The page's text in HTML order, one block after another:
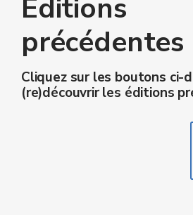
Editions
précédentes
Cliquez sur les boutons ci-
(re)découvrir les éditions